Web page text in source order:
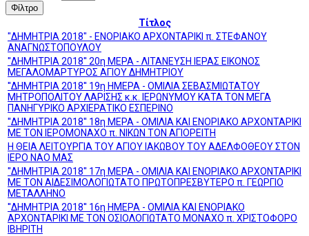
Φίλτρο
Τίτλος
"ΔΗΜΗΤΡΙΑ 2018" - ΕΝΟΡΙΑΚΟ ΑΡΧΟΝΤΑΡΙΚΙ π. ΣΤΕΦΑΝΟΥ
ΑΝΑΓΝΩΣΤΟΠΟΥΛΟΥ
''ΔΗΜΗΤΡΙΑ 2018'' 20η ΜΕΡΑ - ΛΙΤΑΝΕΥΣΗ ΙΕΡΑΣ ΕΙΚΟΝΟΣ
ΜΕΓΑΛΟΜΑΡΤΥΡΟΣ ΑΓΙΟΥ ΔΗΜΗΤΡΙΟΥ
''ΔΗΜΗΤΡΙΑ 2018'' 19η ΗΜΕΡΑ - ΟΜΙΛΙΑ ΣΕΒΑΣΜΙΩΤΑΤΟΥ
ΜΗΤΡΟΠΟΛΙΤΟΥ ΛΑΡΙΣΗΣ κ.κ. ΙΕΡΩΝΥΜΟΥ ΚΑΤΑ ΤΟΝ ΜΕΓΑ
ΠΑΝΗΓΥΡΙΚΟ ΑΡΧΙΕΡΑΤΙΚΟ ΕΣΠΕΡΙΝΟ
''ΔΗΜΗΤΡΙΑ 2018'' 18η ΜΕΡΑ - ΟΜΙΛΙΑ ΚΑΙ ΕΝΟΡΙΑΚΟ ΑΡΧΟΝΤΑΡΙΚΙ
ΜΕ ΤΟΝ ΙΕΡΟΜΟΝΑΧΟ π. ΝΙΚΩΝ ΤΟΝ ΑΓΙΟΡΕΙΤΗ
Η ΘΕΙΑ ΛΕΙΤΟΥΡΓΙΑ ΤΟΥ ΑΓΙΟΥ ΙΑΚΩΒΟΥ ΤΟΥ ΑΔΕΛΦΟΘΕΟΥ ΣΤΟΝ
ΙΕΡΟ ΝΑΟ ΜΑΣ
''ΔΗΜΗΤΡΙΑ 2018'' 17η ΜΕΡΑ - ΟΜΙΛΙΑ ΚΑΙ ΕΝΟΡΙΑΚΟ ΑΡΧΟΝΤΑΡΙΚΙ
ΜΕ ΤΟΝ ΑΙΔΕΣΙΜΟΛΟΓΙΩΤΑΤΟ ΠΡΩΤΟΠΡΕΣΒΥΤΕΡΟ π. ΓΕΩΡΓΙΟ
ΜΕΤΑΛΛΗΝΟ
''ΔΗΜΗΤΡΙΑ 2018'' 16η ΗΜΕΡΑ - ΟΜΙΛΙΑ ΚΑΙ ΕΝΟΡΙΑΚΟ
ΑΡΧΟΝΤΑΡΙΚΙ ΜΕ ΤΟΝ ΟΣΙΟΛΟΓΙΩΤΑΤΟ ΜΟΝΑΧΟ π. ΧΡΙΣΤΟΦΟΡΟ
ΙΒΗΡΙΤΗ